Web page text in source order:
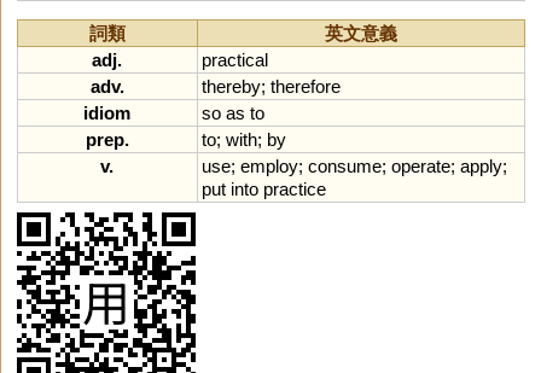
詞類
英文意義
adj.
practical
adv.
thereby; therefore
idiom
so as to
prep.
to; with; by
v.
use; employ; consume; operate; apply;
put into practice